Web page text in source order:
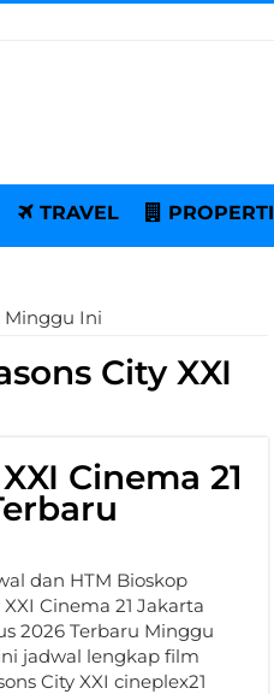
TRAVEL PROPERTI
Minggu Ini
City XXI
Cinema 21
dan HTM Bioskop
XXI Cinema 21 Jakarta
2026 Terbaru Minggu
jadwal lengkap film
City XXI cineplex21